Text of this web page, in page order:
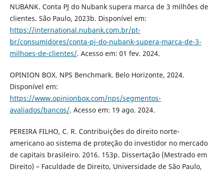
NUBANK. Conta PJ do Nubank supera marca de 3 milhões de
clientes. São Paulo, 2023b. Disponível em:
https://international.nubank.com.br/pt-
br/consumidores/conta-pj-do-nubank-supera-marca-de-3-
milhoes-de-clientes/. Acesso em: 01 fev. 2024.
OPINION BOX. NPS Benchmark. Belo Horizonte, 2024.
Disponível em:
https://www.opinionbox.com/nps/segmentos-
avaliados/bancos/. Acesso em: 19 ago. 2024.
PEREIRA FILHO, C. R. Contribuições do direito norte-
americano ao sistema de proteção do investidor no mercado
de capitais brasileiro. 2016. 153p. Dissertação (Mestrado em
Direito) – Faculdade de Direito, Universidade de São Paulo,